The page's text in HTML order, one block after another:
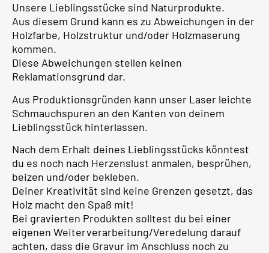
Unsere Lieblingsstücke sind Naturprodukte.
Aus diesem Grund kann es zu Abweichungen in der
Holzfarbe, Holzstruktur und/oder Holzmaserung
kommen.
Diese Abweichungen stellen keinen
Reklamationsgrund dar.
Aus Produktionsgründen kann unser Laser leichte
Schmauchspuren an den Kanten von deinem
Lieblingsstück hinterlassen.
Nach dem Erhalt deines Lieblingsstücks könntest
du es noch nach Herzenslust anmalen, besprühen,
beizen und/oder bekleben.
Deiner Kreativität sind keine Grenzen gesetzt, das
Holz macht den Spaß mit!
Bei gravierten Produkten solltest du bei einer
eigenen Weiterverarbeitung/Veredelung darauf
achten, dass die Gravur im Anschluss noch zu